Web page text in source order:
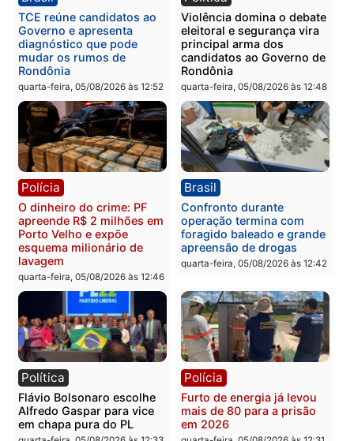
quinta-feira, 06/08/2026 às
Polícia
Homem é preso após
furtar peça de picanha e
reagir a seguranças em
supermercado
quinta-feira, 06/08/2026 às 08:56
Política
Jônatas França é
na convenção e
confirmado candidato a
deputado federal pelo
Republicanos
quarta-feira, 05/08/2026 às
Brasil
TCE reúne candidatos ao
Governo e apresenta
diagnóstico que pode
mudar os rumos de
Rondônia
quarta-feira, 05/08/2026 às 12:52
Política
Violência domina o
eleitoral e segurança vira
principal arma dos
candidatos ao Governo
Rondônia
quarta-feira, 05/08/2026 às